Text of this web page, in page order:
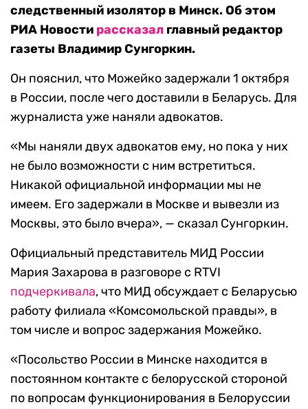
следственный изолятор в Минск. Об этом
РИА Новости рассказал главный редактор
газеты Владимир Сунгоркин.
Он пояснил, что Можейко задержали 1 октября
в России, после чего доставили в Беларусь. Для
журналиста уже наняли адвокатов.
«Мы наняли двух адвокатов ему, но пока у них
не было возможности с ним встретиться.
Никакой официальной информации мы не
имеем. Его задержали в Москве и вывезли из
Москвы, это было вчера», — сказал Сунгоркин.
Официальный представитель МИД России
Мария Захарова в разговоре с RTVI
подчеркивала, что МИД обсуждает с Беларусью
работу филиала «Комсомольской правды», в
том числе и вопрос задержания Можейко.
«Посольство России в Минске находится в
постоянном контакте с белорусской стороной
по вопросам функционирования в Белоруссии